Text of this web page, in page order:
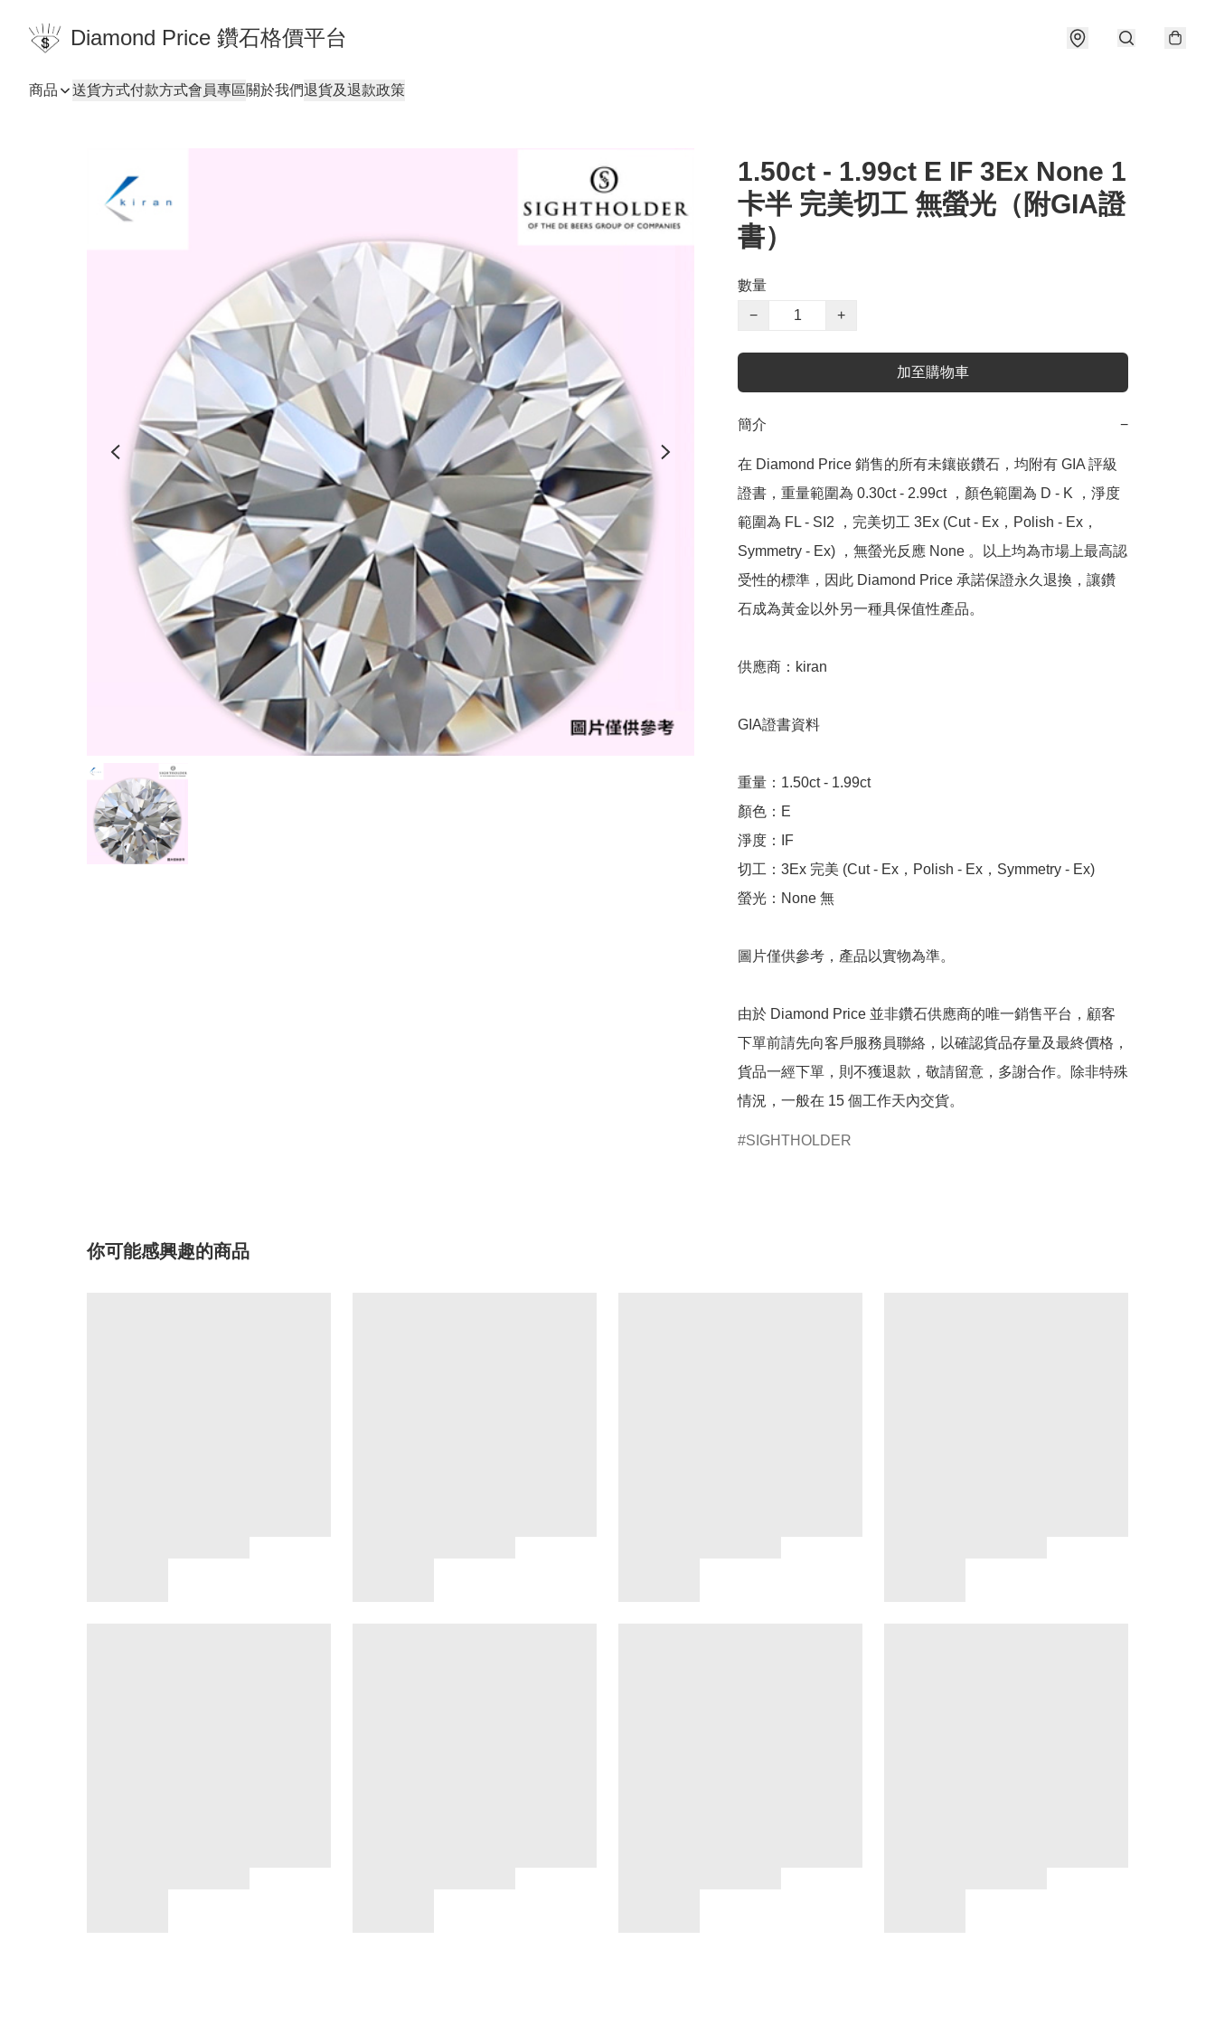
Diamond Price 鑽石格價平台
商品 送貨方式付款方式會員專區關於我們退貨及退款政策
1.50ct - 1.99ct E IF 3Ex None 1
卡半 完美切工 無螢光（附GIA證
書）
數量
−
+
加至購物車
簡介 −
在 Diamond Price 銷售的所有未鑲嵌鑽石，均附有 GIA 評級
證書，重量範圍為 0.30ct - 2.99ct ，顏色範圍為 D - K ，淨度
範圍為 FL - SI2 ，完美切工 3Ex (Cut - Ex，Polish - Ex，
Symmetry - Ex) ，無螢光反應 None 。以上均為市場上最高認
受性的標準，因此 Diamond Price 承諾保證永久退換，讓鑽
石成為黃金以外另一種具保值性產品。
供應商：kiran
GIA證書資料
重量：1.50ct - 1.99ct
顏色：E
淨度：IF
切工：3Ex 完美 (Cut - Ex，Polish - Ex，Symmetry - Ex)
螢光：None 無
圖片僅供參考，產品以實物為準。
由於 Diamond Price 並非鑽石供應商的唯一銷售平台，顧客
下單前請先向客戶服務員聯絡，以確認貨品存量及最終價格，
貨品一經下單，則不獲退款，敬請留意，多謝合作。除非特殊
情況，一般在 15 個工作天內交貨。
SIGHTHOLDER
你可能感興趣的商品